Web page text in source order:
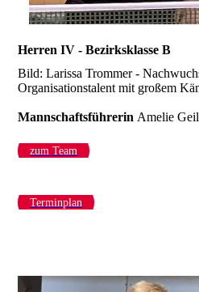
Herren IV - Bezirksklasse B
Bild: Larissa Trommer -
Organisationstalent mit großem
Mannschaftsführerin Amelie
zum Team
Terminplan